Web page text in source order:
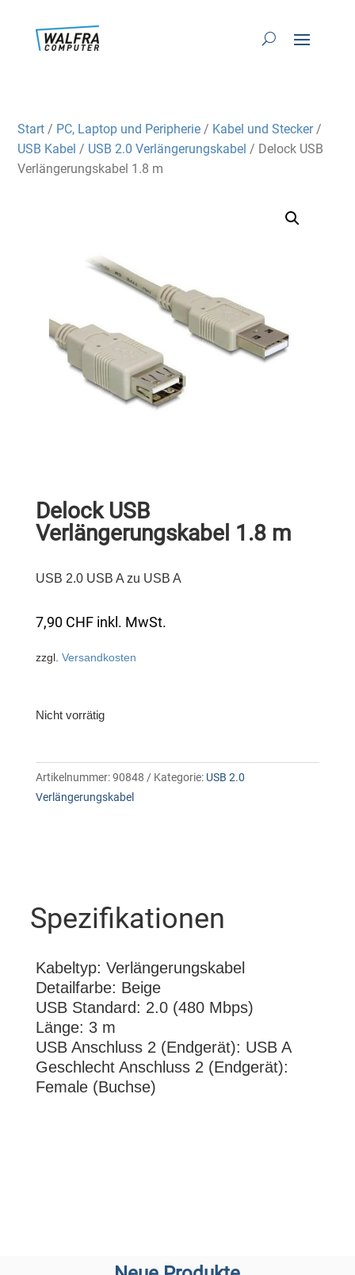
Start / PC, Laptop und Peripherie / Kabel und Stecker/
USB Kabel / USB 2.0 Verlängerungskabel / Delock USB
Verlängerungskabel 1.8 m
Delock USB
Verlängerungskabel 1.8 m
USB 2.0 USB A zu USB A
7,90 CHF inkl. MwSt.
zzgl. Versandkosten
Nicht vorrätig
Artikelnummer:90848 Kategorie: USB 2.0
Verlängerungskabel
Spezifikationen
Kabeltyp: Verlängerungskabel
Detailfarbe: Beige
USB Standard: 2.0 (480 Mbps)
Länge: 3 m
USB Anschluss 2 (Endgerät): USB A
Geschlecht Anschluss 2 (Endgerät):
Female (Buchse)